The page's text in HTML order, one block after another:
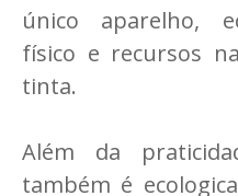
único aparelho,
físico e recursos
tinta.
Além da
também é